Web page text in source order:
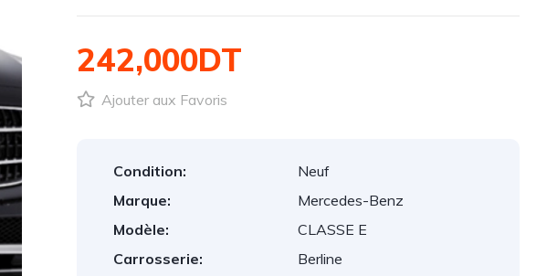
242,000DT
Ajouter aux Favoris
Condition:
Neuf
Marque:
Mercedes-Benz
Modèle:
CLASSE E
Carrosserie:
Berline